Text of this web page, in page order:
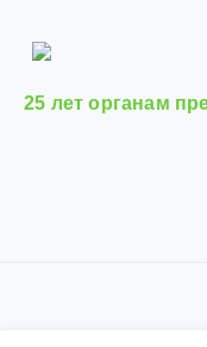
25 лет органам